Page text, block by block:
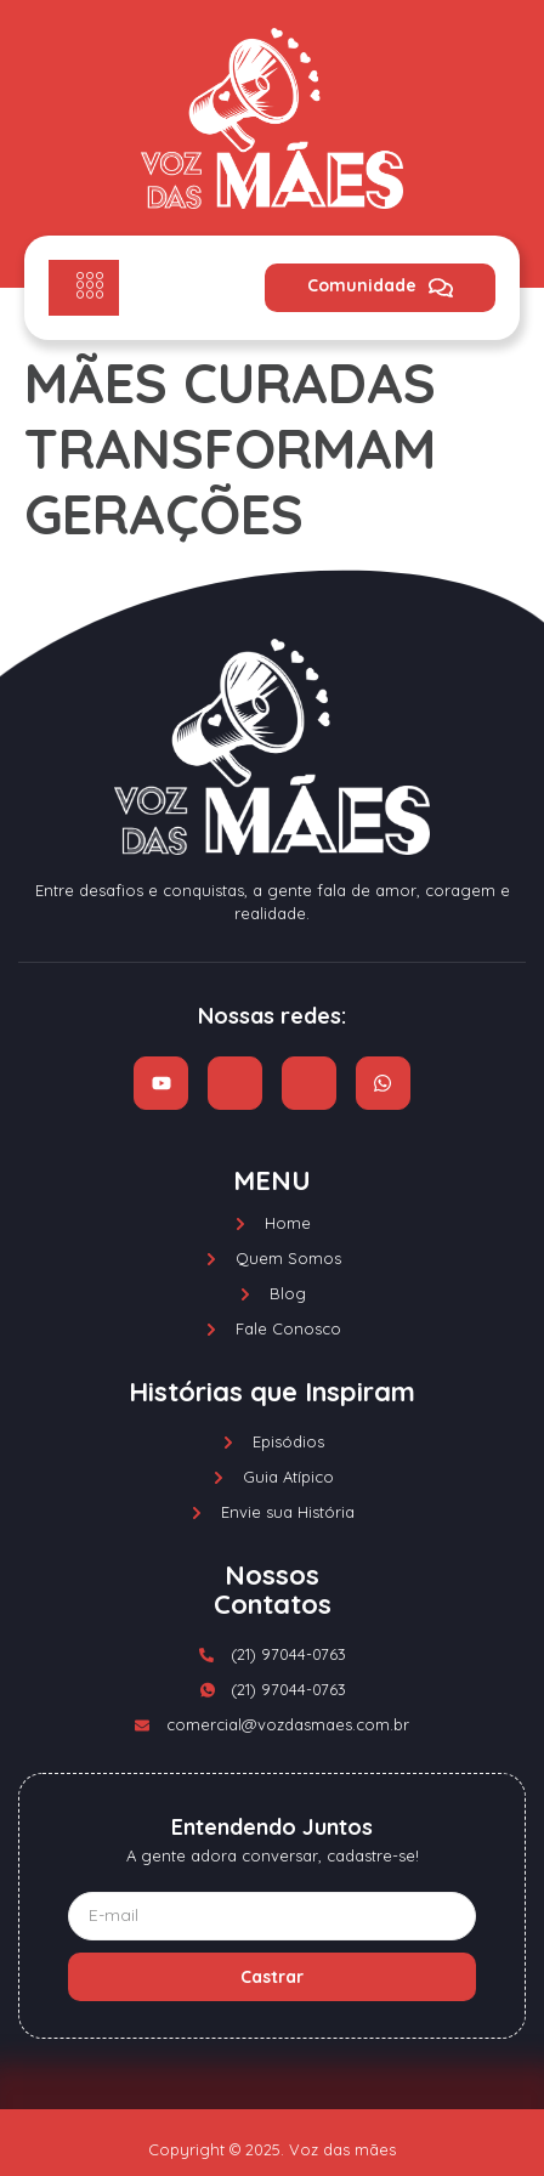
Comunidade
MÃES CURADAS
TRANSFORMAM
GERAÇÕES
Entre desafios e conquistas, a gente fala de amor, coragem e
realidade.
Nossas redes:
MENU
Home
Quem Somos
Blog
Fale Conosco
Histórias que Inspiram
Episódios
Guia Atípico
Envie sua História
Nossos
Contatos
(21) 97044-0763
(21) 97044-0763
comercial@vozdasmaes.com.br
Entendendo Juntos
A gente adora conversar, cadastre-se!
Castrar
Copyright © 2025. Voz das mães